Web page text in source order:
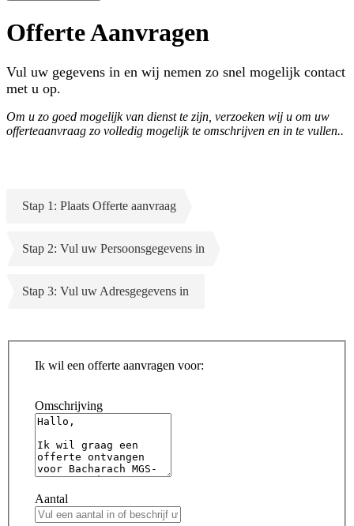
Offerte Aanvragen
Vul uw gegevens in en wij nemen zo snel mogelijk contact
met u op.
Om u zo goed mogelijk van dienst te zijn, verzoeken wij u om uw
offerteaanvraag zo volledig mogelijk te omschrijven en in te vullen..
Stap 1: Plaats Offerte aanvraag
Stap 2: Vul uw Persoonsgegevens in
Stap 3: Vul uw Adresgegevens in
Ik wil een offerte aanvragen voor:
Omschrijving
Aantal